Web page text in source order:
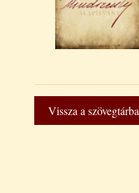
Vissza a szövegtárba